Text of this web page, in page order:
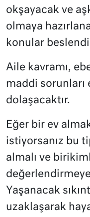
okşayacak ve
olmaya
konular
Aile kavramı,
maddi sorunları
dolaşacaktır.
Eğer bir ev
istiyorsanız bu
almalı ve
değerlendirmeye
Yaşanacak
uzaklaşarak